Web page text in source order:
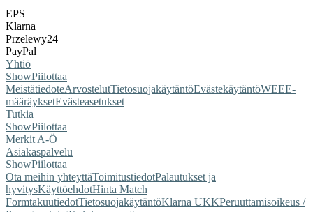
EPS
Klarna
Przelewy24
PayPal
Yhtiö
ShowPiilottaa
MeistätiedoteArvostelutTietosuojakäytäntöEvästekäytäntöWEEE-
määräyksetEvästeasetukset
Tutkia
ShowPiilottaa
Merkit A-Ö
Asiakaspalvelu
ShowPiilottaa
Ota meihin yhteyttäToimitustiedotPalautukset ja
hyvitysKäyttöehdotHinta Match
FormtakuutiedotTietosuojakäytäntöKlarna UKKPeruuttamisoikeus /